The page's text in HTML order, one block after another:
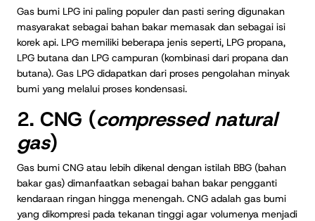
Gas bumi LPG ini paling populer dan pasti sering digunakan
masyarakat sebagai bahan bakar memasak dan sebagai isi
korek api. LPG memiliki beberapa jenis seperti, LPG propana,
LPG butana dan LPG campuran (kombinasi dari propana dan
butana). Gas LPG didapatkan dari proses pengolahan minyak
bumi yang melalui proses kondensasi.
2. CNG (compressed natural
gas)
Gas bumi CNG atau lebih dikenal dengan istilah BBG (bahan
bakar gas) dimanfaatkan sebagai bahan bakar pengganti
kendaraan ringan hingga menengah. CNG adalah gas bumi
yang dikompresi pada tekanan tinggi agar volumenya menjadi